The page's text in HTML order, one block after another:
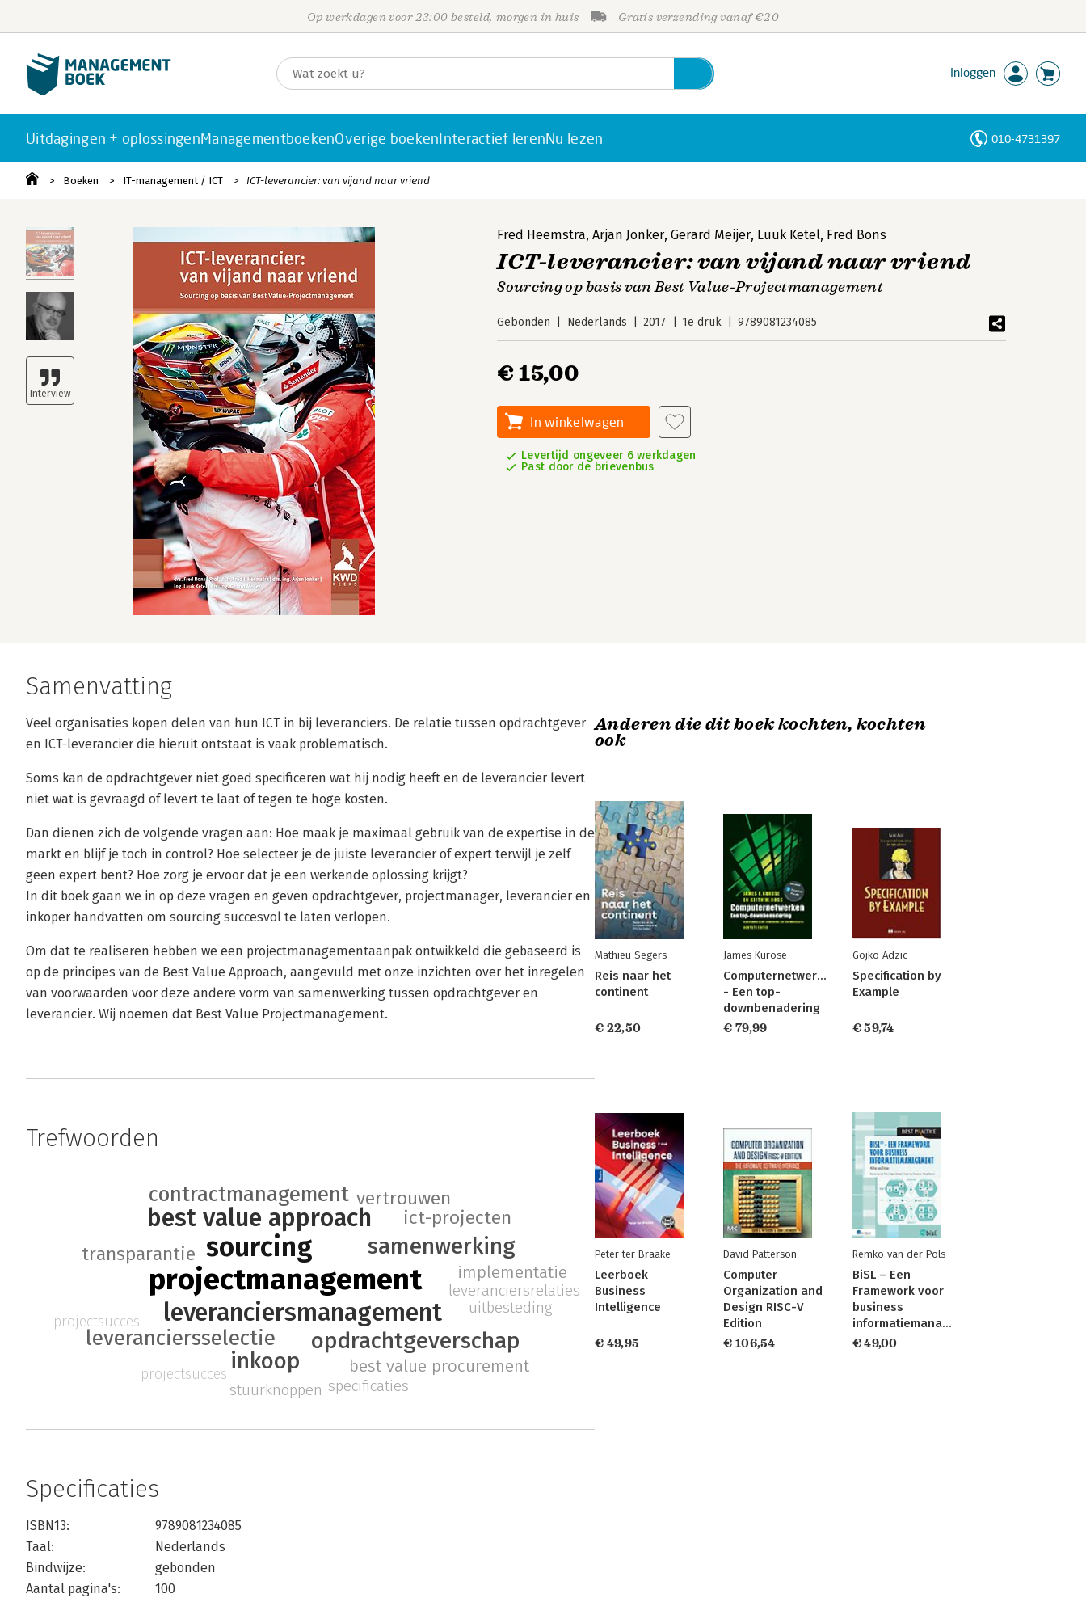
Op werkdagen voor 23:00 besteld, morgen in huis Gratis verzending vanaf €20
Inloggen
Uitdagingen + oplossingenManagementboekenOverige boekenInteractief lerenNu lezen 010-4731397
Boeken IT-management / ICT ICT-leverancier: van vijand naar vriend
Fred Heemstra,Arjan Jonker,Gerard Meijer, Luuk Ketel, Fred Bons
ICT-leverancier: van vijand naar vriend
Sourcing op basis van Best Value-Projectmanagement
Gebonden Nederlands 2017 1e druk 9789081234085
€ 15,00
In winkelwagen
Levertijd ongeveer 6 werkdagen
Past door de brievenbus
Samenvatting
Veel organisaties kopen delen van hun ICT in bij leveranciers. De relatie tussen opdrachtgever
en ICT-leverancier die hieruit ontstaat is vaak problematisch.
Soms kan de opdrachtgever niet goed specificeren wat hij nodig heeft en de leverancier levert
niet wat is gevraagd of levert te laat of tegen te hoge kosten.
Dan dienen zich de volgende vragen aan: Hoe maak je maximaal gebruik van de expertise in de
markt en blijf je toch in control? Hoe selecteer je de juiste leverancier of expert terwijl je zelf
geen expert bent? Hoe zorg je ervoor dat je een werkende oplossing krijgt?
In dit boek gaan we in op deze vragen en geven opdrachtgever, projectmanager, leverancier en
inkoper handvatten om sourcing succesvol te laten verlopen.
Om dat te realiseren hebben we een projectmanagementaanpak ontwikkeld die gebaseerd is
op de principes van de Best Value Approach, aangevuld met onze inzichten over het inregelen
van voorwaarden voor deze andere vorm van samenwerking tussen opdrachtgever en
leverancier. Wij noemen dat Best Value Projectmanagement.
Trefwoorden
projectmanagement
sourcing
leveranciersmanagement
best value approach
samenwerking
opdrachtgeverschap
inkoop
contractmanagement
leveranciersselectie
transparantie
vertrouwen
ict-projecten
best value procurement
implementatie
leveranciersrelaties
uitbesteding
specificaties
stuurknoppen
projectsucces
projectsucces
Specificaties
ISBN13:
9789081234085
Taal:
Nederlands
Bindwijze:
gebonden
Aantal pagina's:
100
Anderen die dit boek kochten, kochten
ook
Mathieu Segers
Reis naar het
continent
€ 22,50
James Kurose
Computernetwerken
- Een top-
downbenadering
€ 79,99
Gojko Adzic
Specification by
Example
€ 59,74
Peter ter Braake
Leerboek
Business
Intelligence
€ 49,95
David Patterson
Computer
Organization and
Design RISC-V
Edition
€ 106,54
Remko van der Pols
BiSL – Een
Framework voor
business
informatiemanagement
€ 49,00
Personen